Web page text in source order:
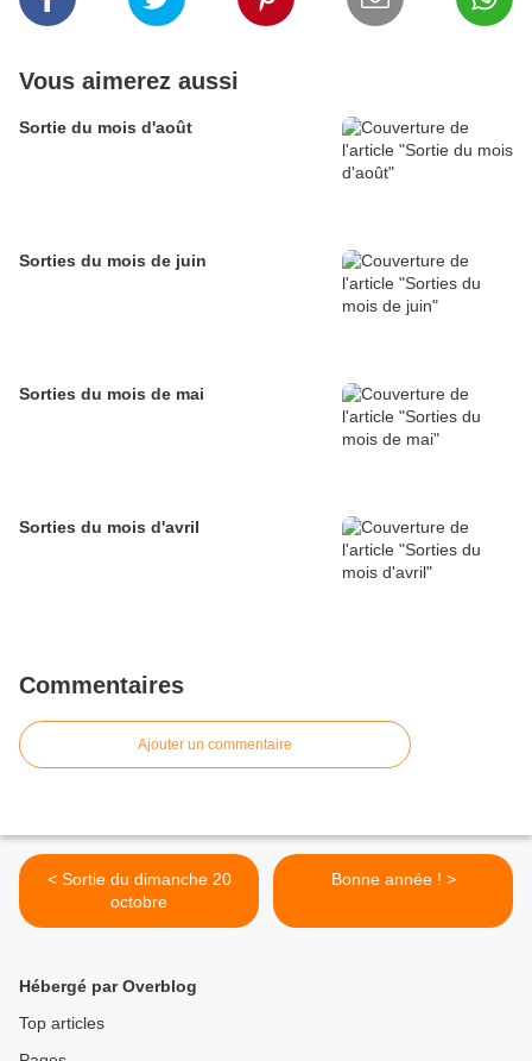
Vous aimerez aussi
Sortie du mois d'août
Sorties du mois de juin
Sorties du mois de mai
Sorties du mois d'avril
Commentaires
Ajouter un commentaire
< Sortie du dimanche 20
octobre
Bonne année ! >
Hébergé par Overblog
Top articles